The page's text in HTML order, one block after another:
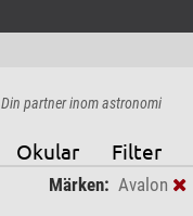
Din partner inom astronomi
Okular Filter
Märken: Avalon